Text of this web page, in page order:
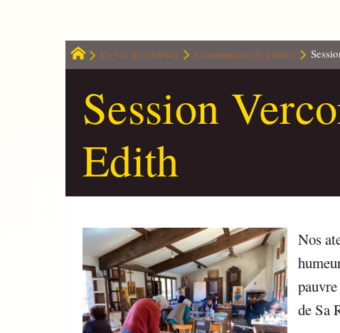
La vie de l’Atelier Communion de prières
Session
Edith
Nos
de Sa